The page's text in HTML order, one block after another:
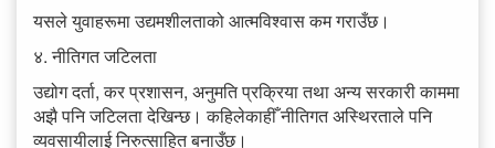
यसले युवाहरूमा उद्यमशीलताको आत्मविश्वास कम गराउँछ।
४. नीतिगत जटिलता
उद्योग दर्ता, कर प्रशासन, अनुमति प्रक्रिया तथा अन्य सरकारी काममा
अझै पनि जटिलता देखिन्छ। कहिलेकाहीँ नीतिगत अस्थिरताले पनि
व्यवसायीलाई निरुत्साहित बनाउँछ।